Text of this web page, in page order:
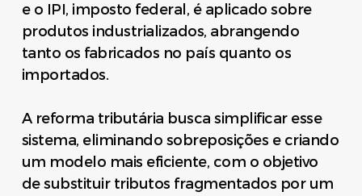
e o IPI, imposto federal, é aplicado sobre
produtos industrializados, abrangendo
tanto os fabricados no país quanto os
importados.
A reforma tributária busca simplificar esse
sistema, eliminando sobreposições e criando
um modelo mais eficiente, com o objetivo
de substituir tributos fragmentados por um